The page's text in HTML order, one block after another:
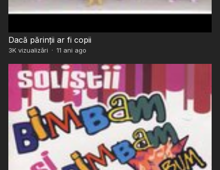
Dacă părinții ar fi copii
3Kvizualizări · 11 ani ago